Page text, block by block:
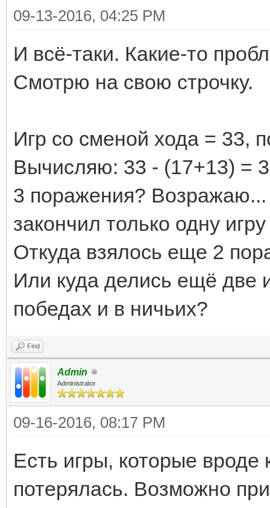
09-13-2016, 04:25 PM
И всё-таки. Какие-то
Смотрю на свою строчку.
Игр со сменой хода = 33,
Вычисляю: 33 - (17+13) =
3 поражения?
закончил только одну
Откуда взялось еще 2
Или куда делись ещё две
победах и в ничьих?
Find
Admin
Administrator
09-16-2016, 08:17 PM
Есть игры, которые вроде
потерялась. Возможно